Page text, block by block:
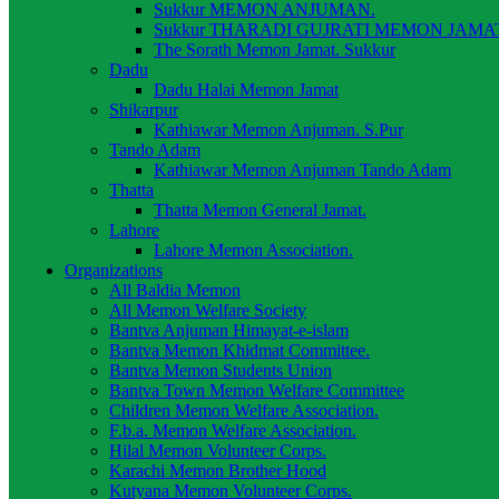
Sukkur MEMON ANJUMAN.
Sukkur THARADI GUJRATI MEMON
The Sorath Memon Jamat. Sukkur
Dadu
Dadu Halai Memon Jamat
Shikarpur
Kathiawar Memon Anjuman. S.Pur
Tando Adam
Kathiawar Memon Anjuman Tando Adam
Thatta
Thatta Memon General Jamat.
Lahore
Lahore Memon Association.
Organizations
All Baldia Memon
All Memon Welfare Society
Bantva Anjuman Himayat-e-islam
Bantva Memon Khidmat Committee.
Bantva Memon Students Union
Bantva Town Memon Welfare Committee
Children Memon Welfare Association.
F.b.a. Memon Welfare Association.
Hilal Memon Volunteer Corps.
Karachi Memon Brother Hood
Kutyana Memon Volunteer Corps.